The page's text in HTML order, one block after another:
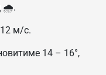
🌧.
12 м/с.
14 – 16°,